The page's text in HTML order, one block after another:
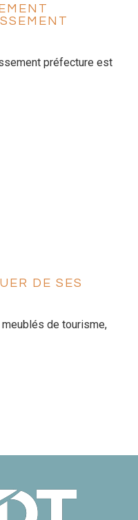
préfecture est
DE SES
meublés de tourisme,